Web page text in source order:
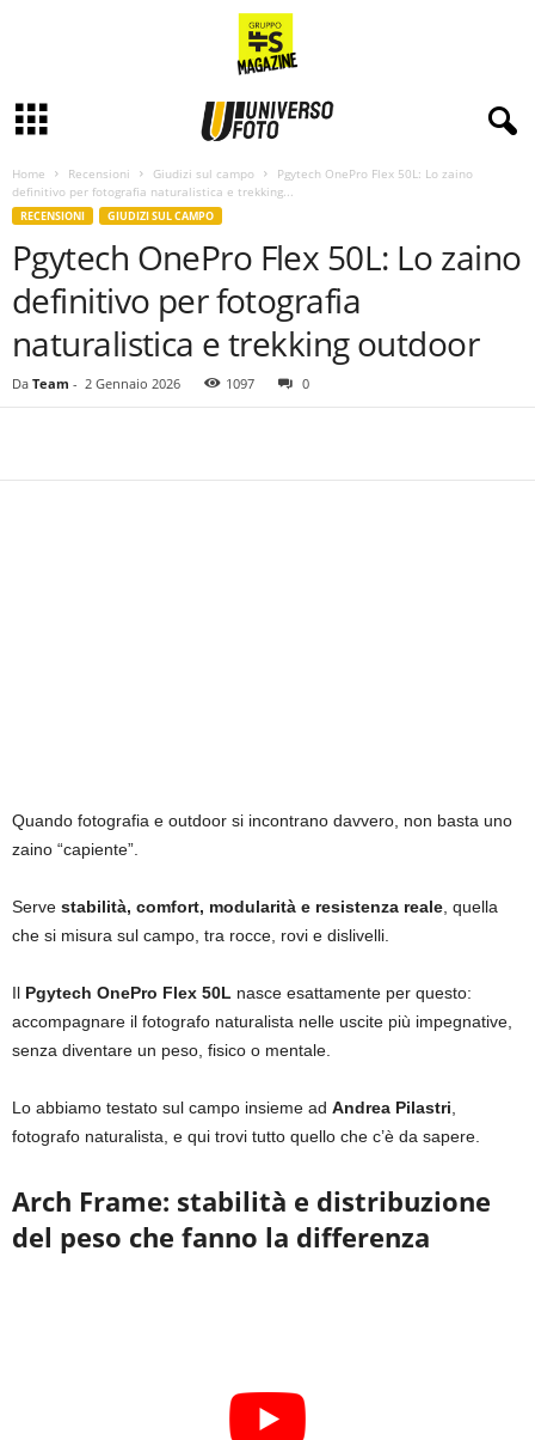
Home Recensioni Giudizi sul campo
Pgytech OnePro Flex 50L: Lo zaino
definitivo per fotografia naturalistica e trekking...
RECENSIONI GIUDIZI SUL CAMPO
Pgytech OnePro Flex 50L: Lo zaino
definitivo per fotografia
naturalistica e trekking outdoor
Da Team - 2 Gennaio 2026 1097 0
Quando fotografia e outdoor si incontrano davvero, non basta uno
zaino “capiente”.
Serve stabilità, comfort, modularità e resistenza reale, quella
che si misura sul campo, tra rocce, rovi e dislivelli.
Il Pgytech OnePro Flex 50L nasce esattamente per questo:
accompagnare il fotografo naturalista nelle uscite più impegnative,
senza diventare un peso, fisico o mentale.
Lo abbiamo testato sul campo insieme ad Andrea Pilastri,
fotografo naturalista, e qui trovi tutto quello che c’è da sapere.
Arch Frame: stabilità e distribuzione
del peso che fanno la differenza